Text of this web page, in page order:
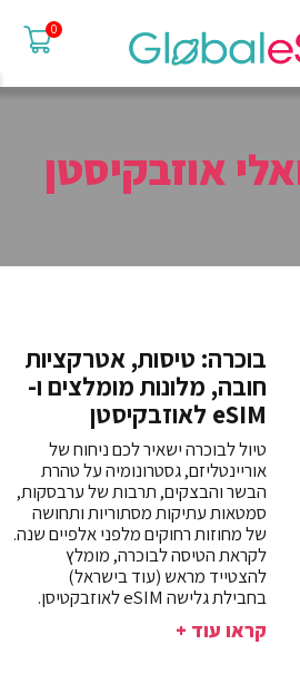
0
אוזבקיסטן
בוכרה: טיסות, אטרקציות
חובה, מלונות מומלצים ו-
eSIM לאוזבקיסטן
טיול לבוכרה ישאיר לכם ניחוח של
אוריינטליזם, גסטרונומיה על טהרת
הבשר והבצקים, תרבות של ערבסקות,
סמטאות עתיקות מסתוריות ותחושה
של מחוזות רחוקים מלפני אלפיים שנה.
לקראת הטיסה לבוכרה, מומלץ
להצטייד מראש (עוד בישראל)
בחבילת גלישה eSIM לאוזבקטיסן.
קראו עוד +